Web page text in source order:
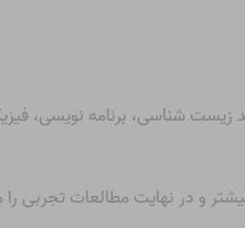
زیست شناسی، برنامه نویسی،
و در نهایت مطالعات تجربی را